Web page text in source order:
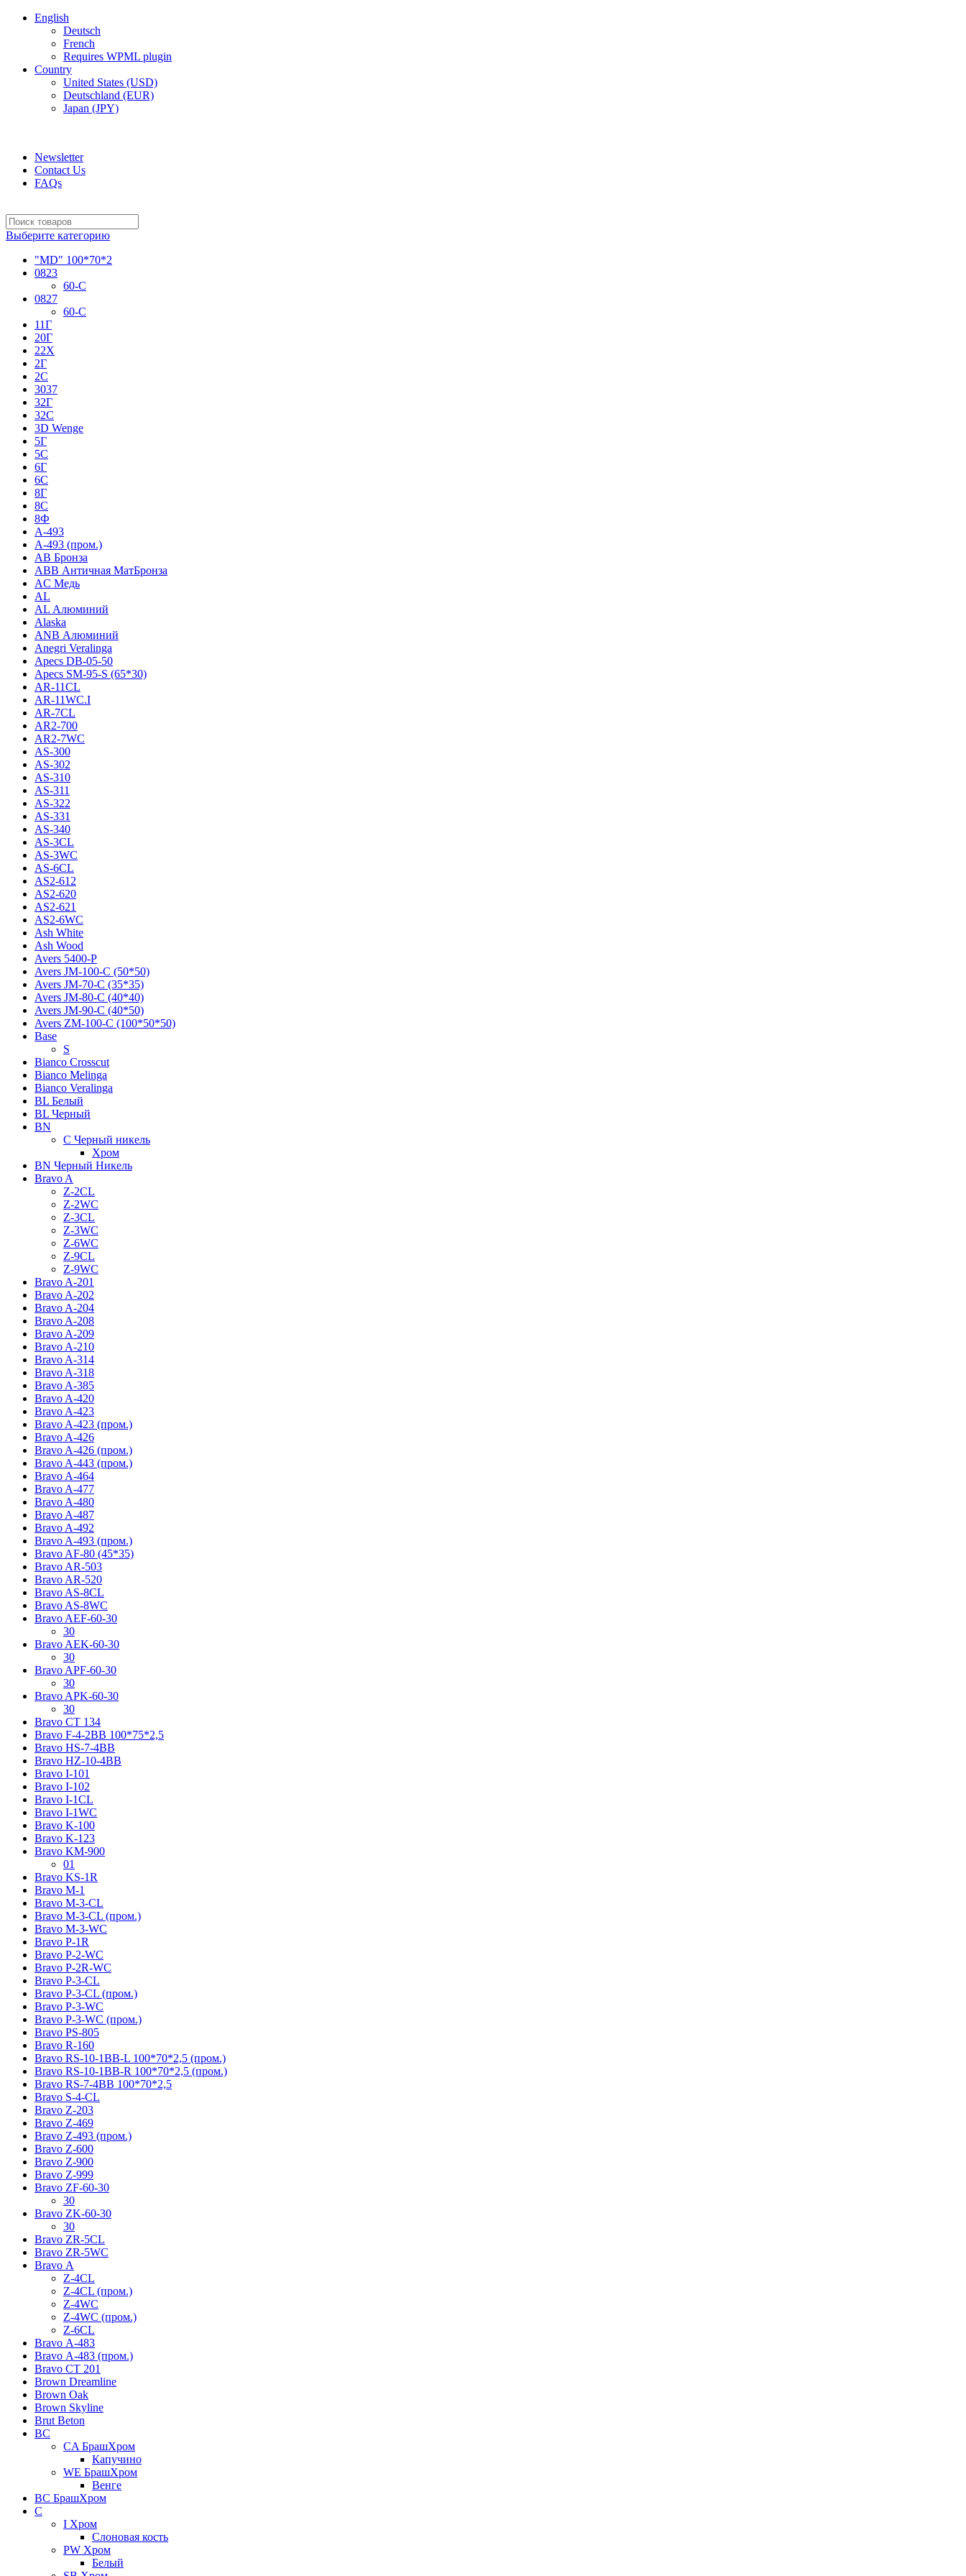
English
Deutsch
French
Requires WPML plugin
Country
United States (USD)
Deutschland (EUR)
Japan (JPY)
Newsletter
Contact Us
FAQs
Выберите категорию
"MD" 100*70*2
0823
60-C
0827
60-C
11Г
20Г
22Х
2Г
2С
3037
32Г
32С
3D Wenge
5Г
5С
6Г
6С
8Г
8С
8Ф
A-493
A-493 (пром.)
AB Бронза
ABB Античная МатБронза
AC Медь
AL
AL Алюминий
Alaska
ANB Алюминий
Anegri Veralinga
Apecs DB-05-50
Apecs SM-95-S (65*30)
AR-11CL
AR-11WC.I
AR-7CL
AR2-700
AR2-7WC
AS-300
AS-302
AS-310
AS-311
AS-322
AS-331
AS-340
AS-3CL
AS-3WC
AS-6CL
AS2-612
AS2-620
AS2-621
AS2-6WC
Ash White
Ash Wood
Avers 5400-P
Avers JМ-100-С (50*50)
Avers JМ-70-С (35*35)
Avers JМ-80-С (40*40)
Avers JМ-90-С (40*50)
Avers ZM-100-С (100*50*50)
Base
S
Bianco Crosscut
Bianco Melinga
Bianco Veralinga
BL Белый
BL Черный
BN
C Черный никель
Хром
BN Черный Никель
Bravo A
Z-2CL
Z-2WC
Z-3CL
Z-3WC
Z-6WC
Z-9CL
Z-9WC
Bravo A-201
Bravo A-202
Bravo A-204
Bravo A-208
Bravo A-209
Bravo A-210
Bravo A-314
Bravo A-318
Bravo A-385
Bravo A-420
Bravo A-423
Bravo A-423 (пром.)
Bravo A-426
Bravo A-426 (пром.)
Bravo A-443 (пром.)
Bravo A-464
Bravo A-477
Bravo A-480
Bravo A-487
Bravo A-492
Bravo A-493 (пром.)
Bravo AF-80 (45*35)
Bravo AR-503
Bravo AR-520
Bravo AS-8CL
Bravo AS-8WC
Bravo AЕF-60-30
30
Bravo AЕK-60-30
30
Bravo AРF-60-30
30
Bravo AРK-60-30
30
Bravo CT 134
Bravo F-4-2BB 100*75*2,5
Bravo HS-7-4BB
Bravo HZ-10-4BB
Bravo I-101
Bravo I-102
Bravo I-1CL
Bravo I-1WC
Bravo K-100
Bravo K-123
Bravo KM-900
01
Bravo KS-1R
Bravo M-1
Bravo M-3-CL
Bravo M-3-CL (пром.)
Bravo M-3-WC
Bravo P-1R
Bravo P-2-WC
Bravo P-2R-WC
Bravo P-3-CL
Bravo P-3-CL (пром.)
Bravo P-3-WC
Bravo P-3-WC (пром.)
Bravo PS-805
Bravo R-160
Bravo RS-10-1BB-L 100*70*2,5 (пром.)
Bravo RS-10-1BB-R 100*70*2,5 (пром.)
Bravo RS-7-4BB 100*70*2,5
Bravo S-4-CL
Bravo Z-203
Bravo Z-469
Bravo Z-493 (пром.)
Bravo Z-600
Bravo Z-900
Bravo Z-999
Bravo ZF-60-30
30
Bravo ZK-60-30
30
Bravo ZR-5CL
Bravo ZR-5WC
Bravo А
Z-4CL
Z-4CL (пром.)
Z-4WC
Z-4WC (пром.)
Z-6CL
Bravo А-483
Bravo А-483 (пром.)
Bravo СТ 201
Brown Dreamline
Brown Oak
Brown Skyline
Brut Beton
BС
CA БрашХром
Капучино
WE БрашХром
Венге
BС БрашХром
C
I Хром
Слоновая кость
PW Хром
Белый